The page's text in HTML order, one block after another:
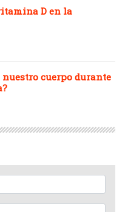
D en la
nuestro cuerpo durante